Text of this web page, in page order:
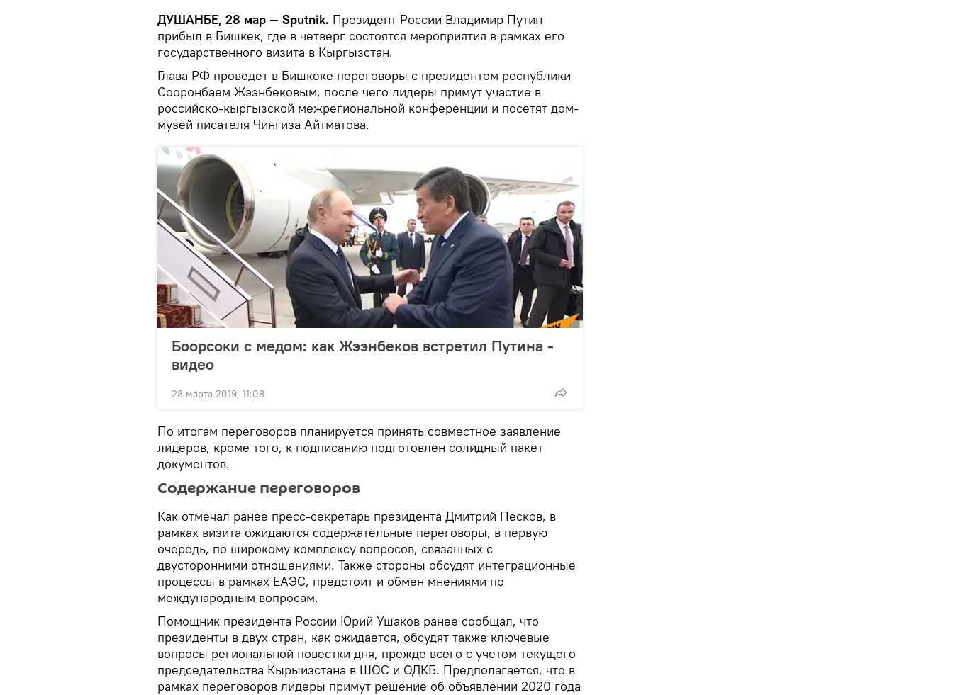
ДУШАНБЕ, 28 мар — Sputnik. Президент России Владимир Путин
прибыл в Бишкек, где в четверг состоятся мероприятия в рамках его
государственного визита в Кыргызстан.
Глава РФ проведет в Бишкеке переговоры с президентом республики
Сооронбаем Жээнбековым, после чего лидеры примут участие в
российско-кыргызской межрегиональной конференции и посетят дом-
музей писателя Чингиза Айтматова.
Боорсоки с медом: как Жээнбеков встретил Путина -
видео
28 марта 2019, 11:08
По итогам переговоров планируется принять совместное заявление
лидеров, кроме того, к подписанию подготовлен солидный пакет
документов.
Содержание переговоров
Как отмечал ранее пресс-секретарь президента Дмитрий Песков, в
рамках визита ожидаются содержательные переговоры, в первую
очередь, по широкому комплексу вопросов, связанных с
двусторонними отношениями. Также стороны обсудят интеграционные
процессы в рамках ЕАЭС, предстоит и обмен мнениями по
международным вопросам.
Помощник президента России Юрий Ушаков ранее сообщал, что
президенты в двух стран, как ожидается, обсудят также ключевые
вопросы региональной повестки дня, прежде всего с учетом текущего
председательства Кырыизстана в ШОС и ОДКБ. Предполагается, что в
рамках переговоров лидеры примут решение об объявлении 2020 года